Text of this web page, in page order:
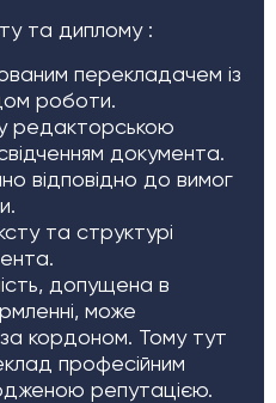
та диплому :
перекладачем із
роботи.
редакторською
документа.
відповідно до вимог
та структурі
допущена в
може
кордоном. Тому тут
професійним
репутацією.